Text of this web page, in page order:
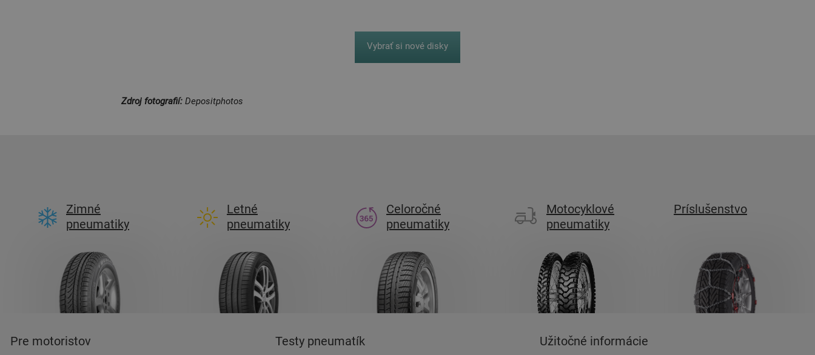
Vybrať si nové disky
Zdroj fotografií:Depositphotos
Zimné
pneumatiky
Letné
pneumatiky
Celoročné
pneumatiky
Motocyklové
pneumatiky
Príslušenstvo
Pre motoristov Testy pneumatík Užitočné informácie